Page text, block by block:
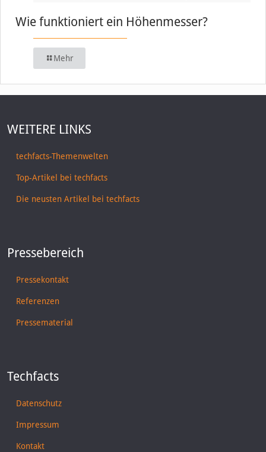
Wie funktioniert ein Höhenmesser?
Mehr
WEITERE LINKS
techfacts-Themenwelten
Top-Artikel bei techfacts
Die neusten Artikel bei techfacts
Pressebereich
Pressekontakt
Referenzen
Pressematerial
Techfacts
Datenschutz
Impressum
Kontakt